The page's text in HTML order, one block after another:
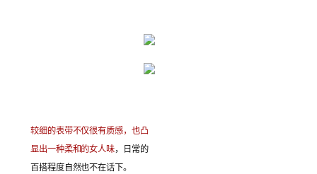
较细的表带不仅很有质感，也凸
显出一种柔和的女人味，日常的
百搭程度自然也不在话下。